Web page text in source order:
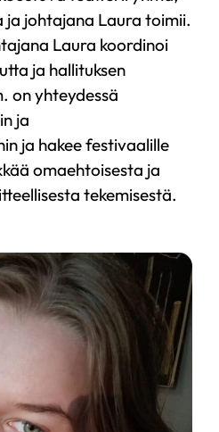
ja johtajana Laura toimii.
Laura koordinoi
ja hallituksen
on yhteydessä
ja
ja hakee festivaalille
omaehtoisesta ja
tekemisestä.